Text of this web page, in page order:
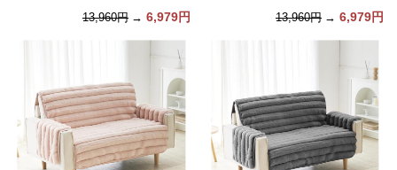
13,960円 → 6,979円 13,960円 → 6,979円